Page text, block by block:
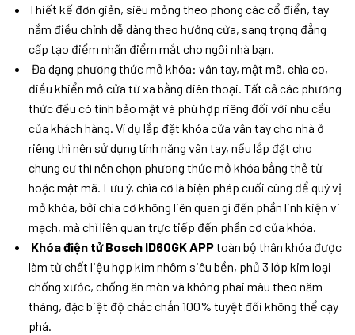
Thiết kế đơn giản, siêu mỏng theo phong các cổ điển, tay
nắm điều chỉnh dễ dàng theo hướng cửa, sang trọng đẳng
cấp tạo điểm nhấn điểm mắt cho ngôi nhà bạn.
Đa dạng phương thức mở khóa: vân tay, mật mã, chìa cơ,
điều khiển mở cửa từ xa bằng điên thoại. Tất cả các phương
thức đều có tính bảo mật và phù hợp riêng đối với nhu cầu
của khách hàng. Ví dụ lắp đặt khóa cửa vân tay cho nhà ở
riêng thì nên sử dụng tính năng vân tay, nếu lắp đặt cho
chung cư thì nên chọn phương thức mở khóa bằng thẻ từ
hoặc mật mã. Lưu ý, chìa cơ là biện pháp cuối cùng để quý vị
mở khóa, bởi chìa cơ không liên quan gì đến phần linh kiện vi
mạch, mà chỉ liên quan trực tiếp đến phần cơ của khóa.
Khóa điện tử Bosch ID60GK APPtoàn bộ thân khóa được
làm từ chất liệu hợp kim nhôm siêu bền, phủ 3 lớp kim loại
chống xước, chống ăn mòn và không phai màu theo năm
tháng, đặc biệt độ chắc chắn 100% tuyệt đối không thể cạy
phá.